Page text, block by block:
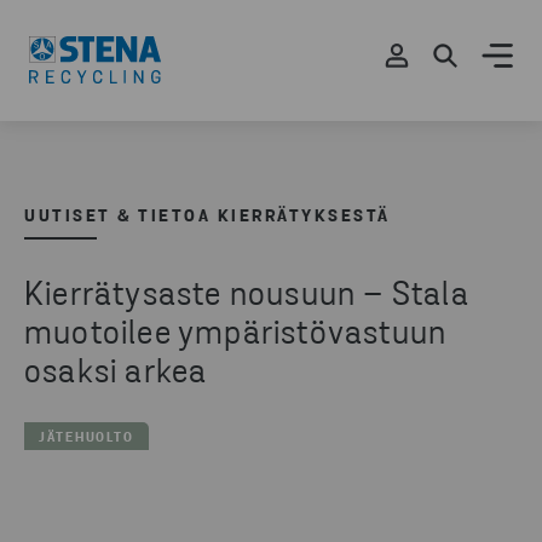
UUTISET & TIETOA KIERRÄTYKSESTÄ
Kierrätysaste nousuun – Stala
muotoilee ympäristövastuun
osaksi arkea
JÄTEHUOLTO